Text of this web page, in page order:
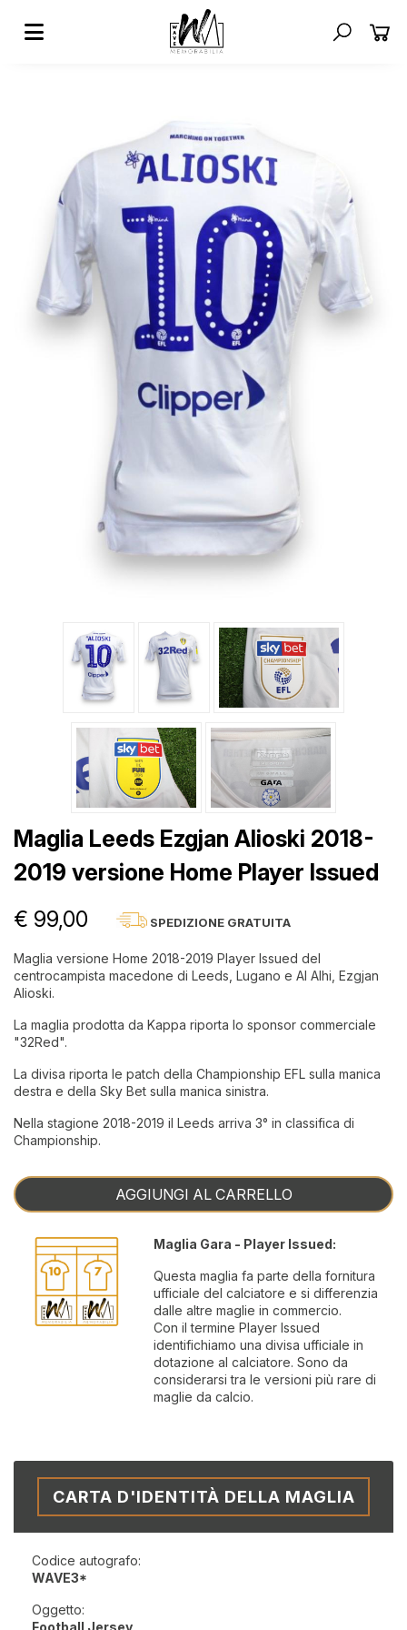
Maglia Leeds Ezgjan Alioski 2018-
2019 versione Home Player Issued
€ 99,00 SPEDIZIONE GRATUITA
Maglia versione Home 2018-2019 Player Issued del
centrocampista macedone di Leeds, Lugano e Al Alhi, Ezgjan
Alioski.
La maglia prodotta da Kappa riporta lo sponsor commerciale
"32Red".
La divisa riporta le patch della Championship EFL sulla manica
destra e della Sky Bet sulla manica sinistra.
Nella stagione 2018-2019 il Leeds arriva 3° in classifica di
Championship.
AGGIUNGI AL CARRELLO
Maglia Gara - Player Issued:
Questa maglia fa parte della fornitura
ufficiale del calciatore e si differenzia
dalle altre maglie in commercio.
Con il termine Player Issued
identifichiamo una divisa ufficiale in
dotazione al calciatore. Sono da
considerarsi tra le versioni più rare di
maglie da calcio.
CARTA D'IDENTITÀ DELLA MAGLIA
Codice autografo:
WAVE3*
Oggetto:
Football Jersey